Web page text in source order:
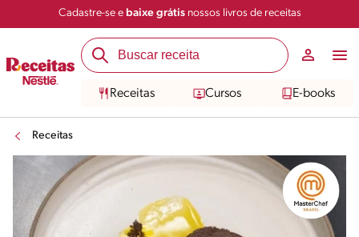
Cadastre-se e baixe grátisnossos livros de receitas
Receitas Cursos E-books
Receitas
Salvar Compartilhar